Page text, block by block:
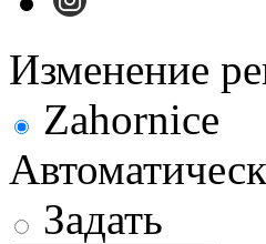
Изменение
Zahornice
Задать